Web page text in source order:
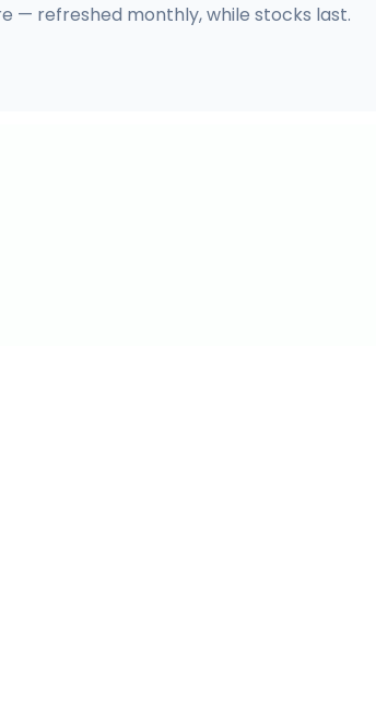
— refreshed monthly, while stocks last.